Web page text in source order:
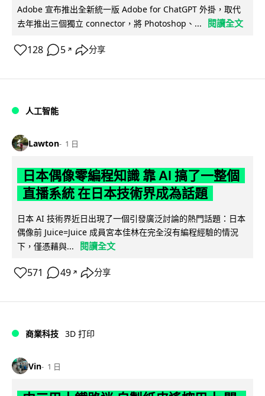
Adobe 宣布推出全新統一版 Adobe for ChatGPT 外掛，取代
去年推出三個獨立 connector，將 Photoshop、...
閱讀全文
128 5 ↗ 分享
人工智能
Lawton 1 日
日本偶像零編程知識 靠 AI 搞了一整個
直播系統 在日本技術界成為話題
日本 AI 技術界近日出現了一個引發廣泛討論的熱門話題：日本
偶像前 Juice=Juice 成員宮本佳林在完全沒有編程經驗的情況
下，僅憑藉與...
閱讀全文
571 49 ↗ 分享
商業科技 3D 打印
Vin 1 日